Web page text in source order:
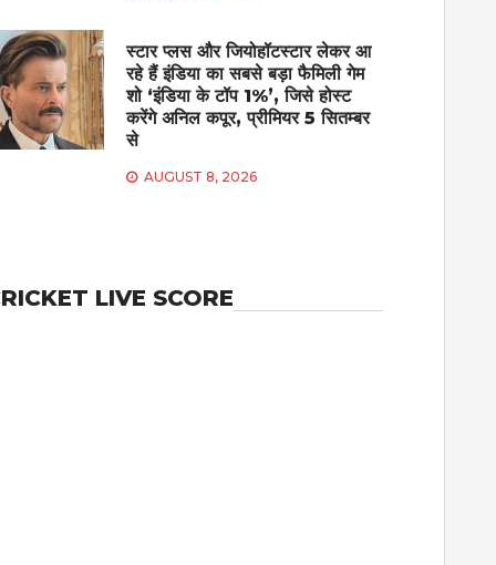
स्टार प्लस और जियोहॉटस्टार लेकर आ
रहे हैं इंडिया का सबसे बड़ा फैमिली गेम
शो ‘इंडिया के टॉप 1%’, जिसे होस्ट
करेंगे अनिल कपूर, प्रीमियर 5 सितम्बर
से
AUGUST 8, 2026
LIVE SCORE